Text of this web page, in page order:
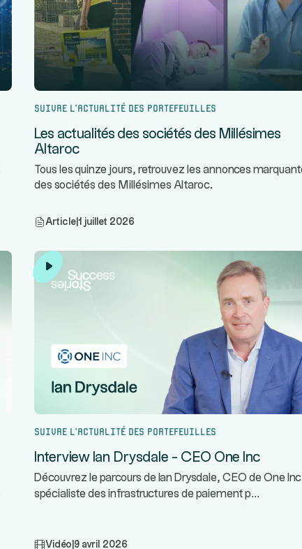
Suivre l’actualité des portefeuilles
Les actualités des sociétés des Millésimes
Altaroc
Tous les quinze jours, retrouvez les annonces
des sociétés des Millésimes Altaroc.
Article 1 juillet 2026
Suivre l’actualité des portefeuilles
Interview Ian Drysdale - CEO One Inc
Découvrez le parcours de Ian Drysdale, CEO de One
spécialiste des infrastructures de paiement p...
Vidéo 9 avril 2026